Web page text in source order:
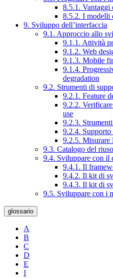
8.5.1. Vantaggi
8.5.2. I modelli
9. Sviluppo dell’interfaccia
9.1. Approccio allo
9.1.1. Attività
9.1.2. Web
9.1.3. Mobile
9.1.4.
degradation
9.2. Strumenti di
9.2.1. Feature
9.2.2.
use
9.2.3.
9.2.4. Supporto
9.2.5. Misurare
9.3. Catalogo del riuso
9.4. Sviluppare con il
9.4.1. Il
9.4.2. Il kit di
9.4.3. Il kit di
9.5. Sviluppare con i
glossario
A
B
C
D
E
I